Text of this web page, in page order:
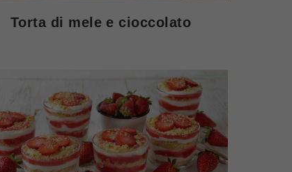
Torta di mele e cioccolato